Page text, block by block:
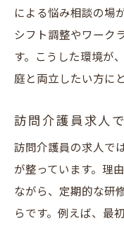
による悩み相談の場
シフト調整やワーク
す。こうした環境が
庭と両立したい方に
訪問介護員求人
訪問介護員の求人で
が整っています。理
ながら、定期的な研
らです。例えば、最